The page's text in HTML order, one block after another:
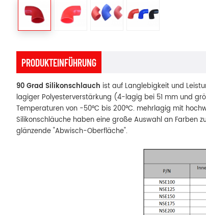
PRODUKTEINFÜHRUNG
90 Grad Silikonschlauch ist auf Langlebigkeit und
lagiger Polyesterverstärkung (4-lagig bei 51 mm und
Temperaturen von -50°C bis 200°C. mehrlagig mit
Silikonschläuche haben eine große Auswahl an Farben
glänzende "Abwisch-Oberfläche".